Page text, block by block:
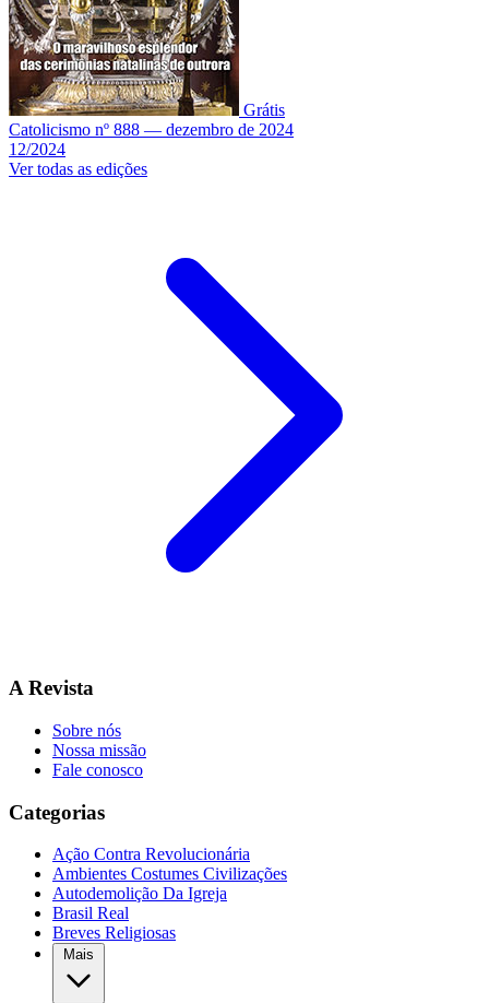
Grátis
Catolicismo nº 888 — dezembro de 2024
12/2024
Ver todas as edições
A Revista
Sobre nós
Nossa missão
Fale conosco
Categorias
Ação Contra Revolucionária
Ambientes Costumes Civilizações
Autodemolição Da Igreja
Brasil Real
Breves Religiosas
Mais